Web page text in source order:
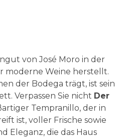
von José Moro in der
moderne Weine herstellt.
der Bodega trägt, ist sein
Verpassen Sie nicht Der
Tempranillo, der in
ist, voller Frische sowie
Eleganz, die das Haus